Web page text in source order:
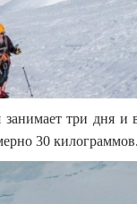
занимает три дня и
30